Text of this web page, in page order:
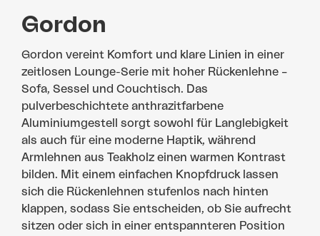
Gordon
Gordon vereint Komfort und klare Linien in einer
zeitlosen Lounge-Serie mit hoher Rückenlehne –
Sofa, Sessel und Couchtisch. Das
pulverbeschichtete anthrazitfarbene
Aluminiumgestell sorgt sowohl für Langlebigkeit
als auch für eine moderne Haptik, während
Armlehnen aus Teakholz einen warmen Kontrast
bilden. Mit einem einfachen Knopfdruck lassen
sich die Rückenlehnen stufenlos nach hinten
klappen, sodass Sie entscheiden, ob Sie aufrecht
sitzen oder sich in einer entspannteren Position